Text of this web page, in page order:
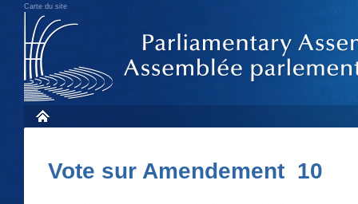
Carte du site
Vote sur Amendement 10